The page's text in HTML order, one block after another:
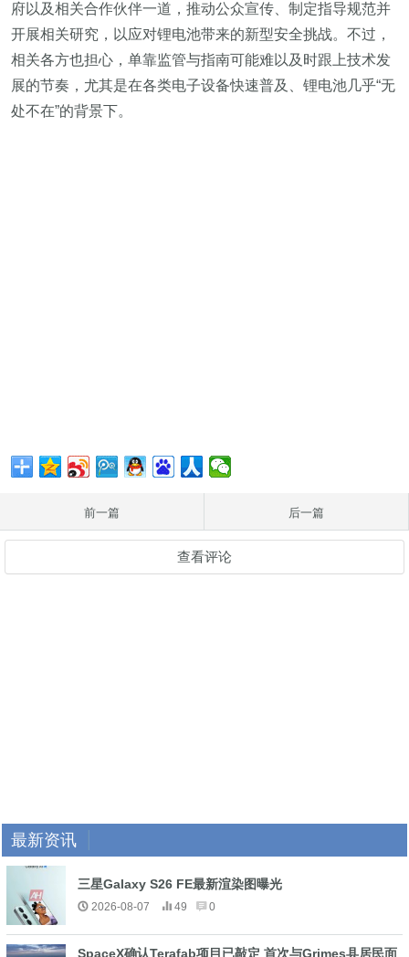
府以及相关合作伙伴一道，推动公众宣传、制定指导规范并
开展相关研究，以应对锂电池带来的新型安全挑战。不过，
相关各方也担心，单靠监管与指南可能难以及时跟上技术发
展的节奏，尤其是在各类电子设备快速普及、锂电池几乎“无
处不在”的背景下。
前一篇 后一篇
查看评论
最新资讯
三星Galaxy S26 FE最新渲染图曝光
2026-08-07 49 0
SpaceX确认Terafab项目已敲定 首次与Grimes县居民面